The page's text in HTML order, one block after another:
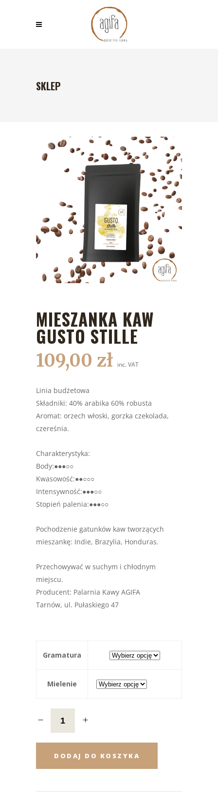
SKLEP
MIESZANKA KAW
GUSTO STILLE
109,00 zł inc. VAT
Linia budżetowa
Składniki: 40% arabika 60% robusta
Aromat: orzech włoski, gorzka czekolada,
czereśnia.
Charakterystyka:
Body:●●●○○
Kwasowość:●●○○○
Intensywność:●●●○○
Stopień palenia:●●●○○
Pochodzenie gatunków kaw tworzących
mieszankę: Indie, Brazylia, Honduras.
Przechowywać w suchym i chłodnym
miejscu.
Producent: Palarnia Kawy AGIFA
Tarnów, ul. Pułaskiego 47
Gramatura
Mielenie
DODAJ DO KOSZYKA